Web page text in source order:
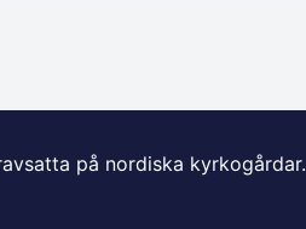
på nordiska kyrkogårdar.